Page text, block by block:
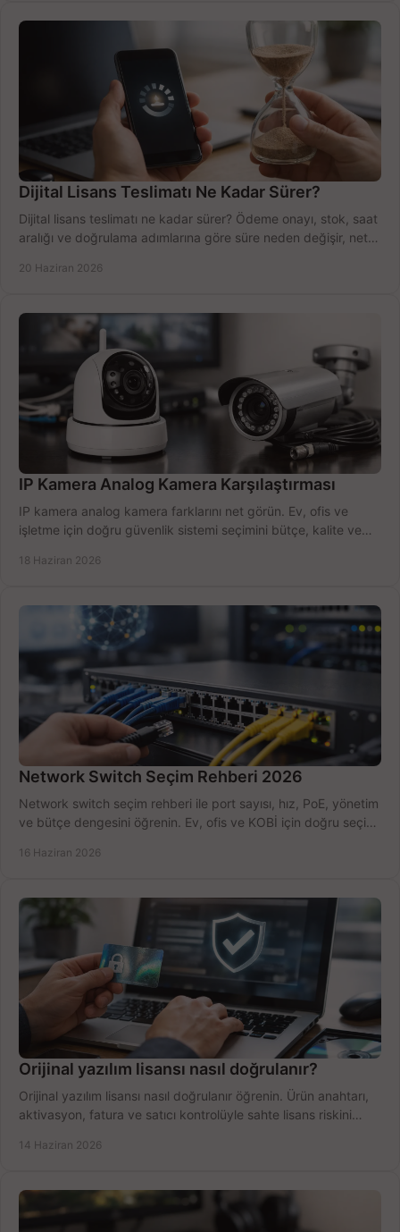
Dijital Lisans Teslimatı Ne Kadar Sürer?
Dijital lisans teslimatı ne kadar sürer? Ödeme onayı, stok, saat
aralığı ve doğrulama adımlarına göre süre neden değişir, net
20 Haziran 2026
IP Kamera Analog Kamera Karşılaştırması
IP kamera analog kamera farklarını net görün. Ev, ofis ve
işletme için doğru güvenlik sistemi seçimini bütçe, kalite ve
18 Haziran 2026
Network Switch Seçim Rehberi 2026
Network switch seçim rehberi ile port sayısı, hız, PoE, yönetim
ve bütçe dengesini öğrenin. Ev, ofis ve KOBİ için doğru seçimi
16 Haziran 2026
Orijinal yazılım lisansı nasıl doğrulanır?
Orijinal yazılım lisansı nasıl doğrulanır öğrenin. Ürün anahtarı,
aktivasyon, fatura ve satıcı kontrolüyle sahte lisans riskini
14 Haziran 2026